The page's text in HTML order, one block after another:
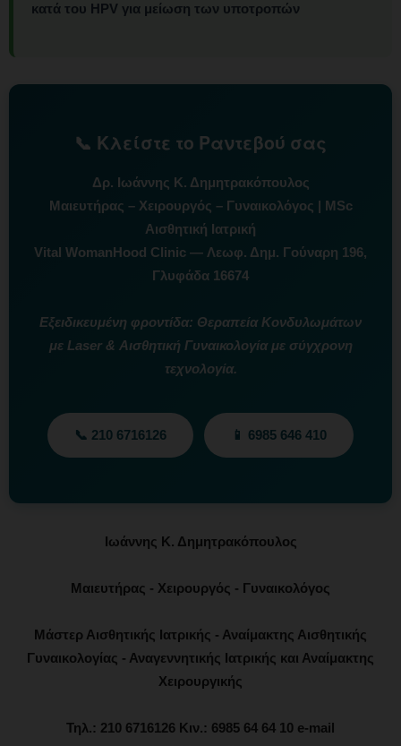
κατά του HPV για μείωση των υποτροπών
📞 Κλείστε το Ραντεβού σας
Δρ. Ιωάννης Κ. Δημητρακόπουλος
Μαιευτήρας – Χειρουργός – Γυναικολόγος | MSc
Αισθητική Ιατρική
Vital WomanHood Clinic — Λεωφ. Δημ. Γούναρη 196,
Γλυφάδα 16674
Εξειδικευμένη φροντίδα: Θεραπεία Κονδυλωμάτων
με Laser & Αισθητική Γυναικολογία με σύγχρονη
τεχνολογία.
📞 210 6716126 📱 6985 646 410
Ιωάννης Κ. Δημητρακόπουλος
Μαιευτήρας - Χειρουργός - Γυναικολόγος
Μάστερ Αισθητικής Ιατρικής - Αναίμακτης Αισθητικής
Γυναικολογίας - Αναγεννητικής Ιατρικής και Αναίμακτης
Χειρουργικής
Τηλ.: 210 6716126 Κιν.: 6985 64 64 10 e-mail